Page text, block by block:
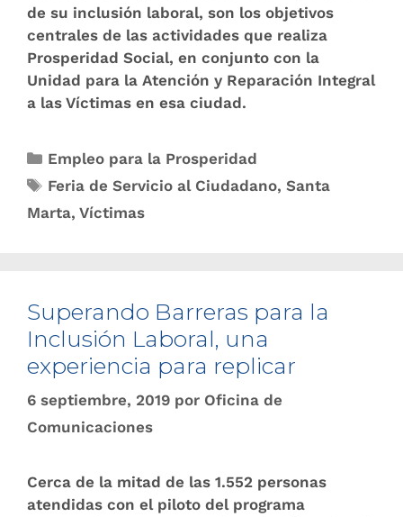
de su inclusión laboral, son los objetivos
centrales de las actividades que realiza
Prosperidad Social, en conjunto con la
Unidad para la Atención y Reparación Integral
a las Víctimas en esa ciudad.
Empleo para la Prosperidad
Feria de Servicio al Ciudadano,Santa
Marta, Víctimas
Superando Barreras para la
Inclusión Laboral, una
experiencia para replicar
6 septiembre, 2019 por Oficina de
Comunicaciones
Cerca de la mitad de las 1.552 personas
atendidas con el piloto del programa